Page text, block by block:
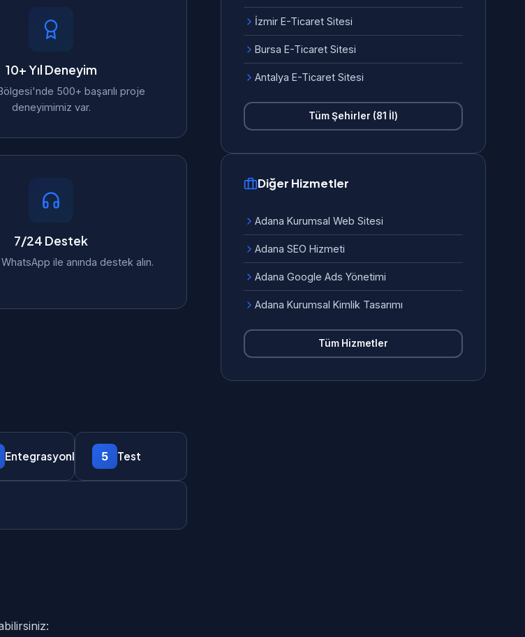
10+ Yıl Deneyim
500+ başarılı proje
deneyimimiz var.
7/24 Destek
ile anında destek alın.
Entegrasyonlar 5 Test
İzmir E-Ticaret Sitesi
Bursa E-Ticaret Sitesi
Antalya E-Ticaret Sitesi
Tüm Şehirler (81 İl)
Diğer Hizmetler
Adana Kurumsal Web Sitesi
Adana SEO Hizmeti
Adana Google Ads Yönetimi
Adana Kurumsal Kimlik Tasarımı
Tüm Hizmetler